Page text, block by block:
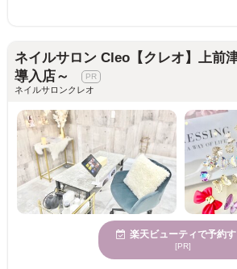
ネイルサロン Cleo【クレオ】上前
導入店～
ネイルサロンクレオ
楽天ビューティで予約
[PR]